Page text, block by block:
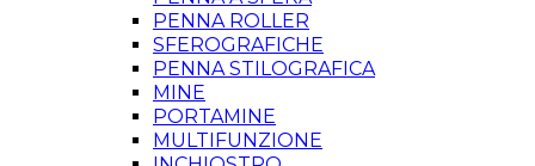
PENNA ROLLER
SFEROGRAFICHE
PENNA STILOGRAFICA
MINE
PORTAMINE
MULTIFUNZIONE